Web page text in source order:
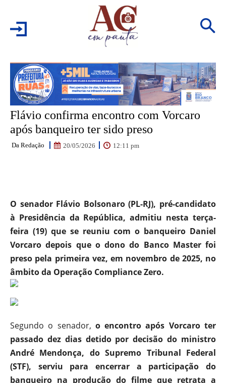
Flávio confirma encontro com Vorcaro
após banqueiro ter sido preso
Da Redação 20/05/2026 12:11 pm
O senador Flávio Bolsonaro (PL-RJ), pré-candidato
à Presidência da República, admitiu nesta terça-
feira (19) que se reuniu com o banqueiro Daniel
Vorcaro depois que o dono do Banco Master foi
preso pela primeira vez, em novembro de 2025, no
âmbito da Operação Compliance Zero.
Segundo o senador, o encontro após Vorcaro ter
passado dez dias detido por decisão do ministro
André Mendonça, do Supremo Tribunal Federal
(STF), serviu para encerrar a participação do
banqueiro na produção do filme que retrata a